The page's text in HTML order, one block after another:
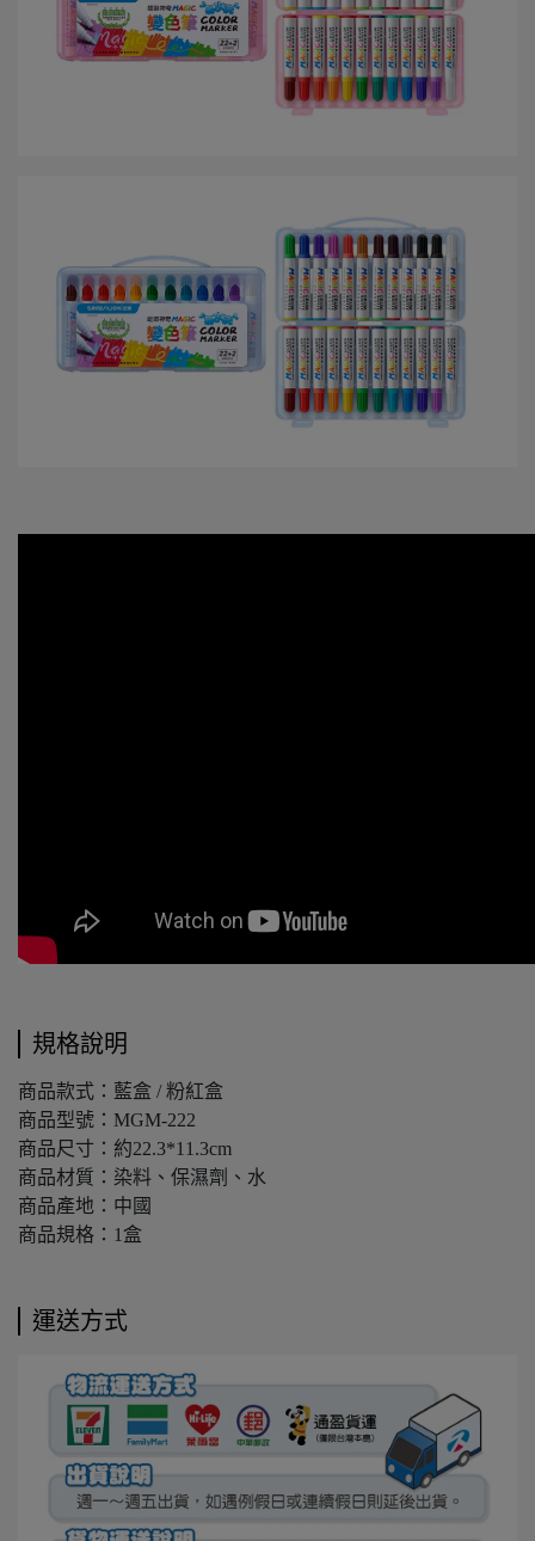
規格說明
商品款式：藍盒 / 粉紅盒
商品型號：MGM-222
商品尺寸：約22.3*11.3cm
商品材質：染料、保濕劑、水
商品產地：中國
商品規格：1盒
運送方式